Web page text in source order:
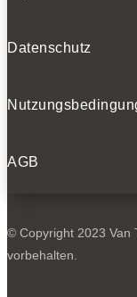
Datenschutz
AGB
© Copyright 2023 Van
vorbehalten.